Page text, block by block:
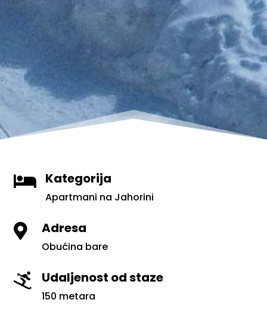
 Kategorija
Apartmani na Jahorini
 Adresa
Obućina bare
 Udaljenost od staze
150 metara